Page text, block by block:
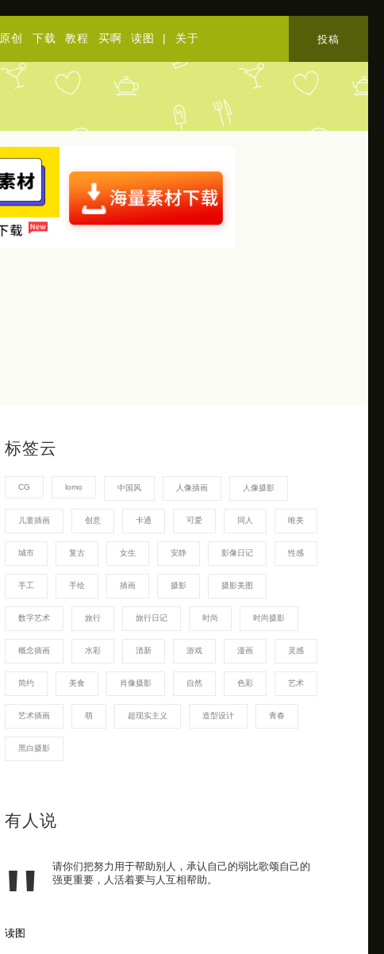
原创 下载 教程 买啊 读图 | 关于 投稿
标签云
CG lomo 中国风 人像插画 人像摄影
儿童插画 创意 卡通 可爱 同人 唯美
城市 复古 女生 安静 影像日记 性感
手工 手绘 插画 摄影 摄影美图
数字艺术 旅行 旅行日记 时尚 时尚摄影
概念插画 水彩 清新 游戏 漫画 灵感
简约 美食 肖像摄影 自然 色彩 艺术
艺术插画 萌 超现实主义 造型设计 青春
黑白摄影
有人说
请你们把努力用于帮助别人，承认自己的弱比歌颂自己的
强更重要，人活着要与人互相帮助。
读图